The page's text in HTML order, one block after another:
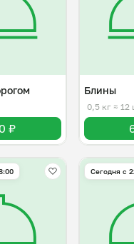
₽
Блины
0,5 кг ≈ 12
Сегодня с